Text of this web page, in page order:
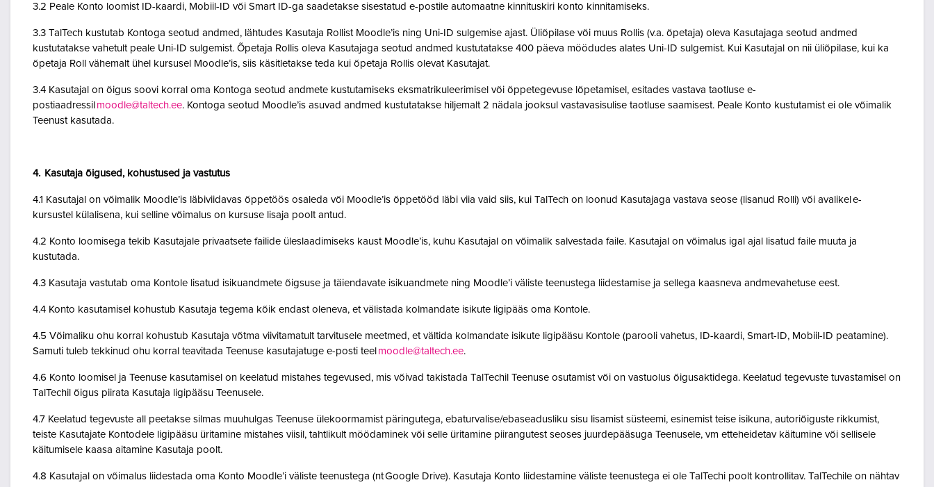
3.2 Peale Konto loomist ID-kaardi, Mobiil-ID või Smart ID-ga saadetakse sisestatud e-postile automaatne kinnituskiri konto kinnitamiseks.
3.3 TalTech kustutab Kontoga seotud andmed, lähtudes Kasutaja Rollist Moodle’is ning Uni-ID sulgemise ajast. Üliõpilase või muus Rollis (v.a. õpetaja) oleva Kasutajaga seotud andmed
kustutatakse vahetult peale Uni-ID sulgemist. Õpetaja Rollis oleva Kasutajaga seotud andmed kustutatakse 400 päeva möödudes alates Uni-ID sulgemist. Kui Kasutajal on nii üliõpilase, kui ka
õpetaja Roll vähemalt ühel kursusel Moodle’is, siis käsitletakse teda kui õpetaja Rollis olevat Kasutajat.
3.4 Kasutajal on õigus soovi korral oma Kontoga seotud andmete kustutamiseks eksmatrikuleerimisel või õppetegevuse lõpetamisel, esitades vastava taotluse e-
postiaadressil moodle@taltech.ee. Kontoga seotud Moodle’is asuvad andmed kustutatakse hiljemalt 2 nädala jooksul vastavasisulise taotluse saamisest. Peale Konto kustutamist ei ole võimalik
Teenust kasutada.
4. Kasutaja õigused, kohustused ja vastutus
4.1 Kasutajal on võimalik Moodle’is läbiviidavas õppetöös osaleda või Moodle’is õppetööd läbi viia vaid siis, kui TalTech on loonud Kasutajaga vastava seose (lisanud Rolli) või avalikel e-
kursustel külalisena, kui selline võimalus on kursuse lisaja poolt antud.
4.2 Konto loomisega tekib Kasutajale privaatsete failide üleslaadimiseks kaust Moodle’is, kuhu Kasutajal on võimalik salvestada faile. Kasutajal on võimalus igal ajal lisatud faile muuta ja
kustutada.
4.3 Kasutaja vastutab oma Kontole lisatud isikuandmete õigsuse ja täiendavate isikuandmete ning Moodle’i väliste teenustega liidestamise ja sellega kaasneva andmevahetuse eest.
4.4 Konto kasutamisel kohustub Kasutaja tegema kõik endast oleneva, et välistada kolmandate isikute ligipääs oma Kontole.
4.5 Võimaliku ohu korral kohustub Kasutaja võtma viivitamatult tarvitusele meetmed, et vältida kolmandate isikute ligipääsu Kontole (parooli vahetus, ID-kaardi, Smart-ID, Mobiil-ID peatamine).
Samuti tuleb tekkinud ohu korral teavitada Teenuse kasutajatuge e-posti teel moodle@taltech.ee.
4.6 Konto loomisel ja Teenuse kasutamisel on keelatud mistahes tegevused, mis võivad takistada TalTechil Teenuse osutamist või on vastuolus õigusaktidega. Keelatud tegevuste tuvastamisel on
TalTechil õigus piirata Kasutaja ligipääsu Teenusele.
4.7 Keelatud tegevuste all peetakse silmas muuhulgas Teenuse ülekoormamist päringutega, ebaturvalise/ebaseadusliku sisu lisamist süsteemi, esinemist teise isikuna, autoriõiguste rikkumist,
teiste Kasutajate Kontodele ligipääsu üritamine mistahes viisil, tahtlikult möödaminek või selle üritamine piirangutest seoses juurdepääsuga Teenusele, vm etteheidetav käitumine või sellisele
käitumisele kaasa aitamine Kasutaja poolt.
4.8 Kasutajal on võimalus liidestada oma Konto Moodle’i väliste teenustega (nt Google Drive). Kasutaja Konto liidestamine väliste teenustega ei ole TalTechi poolt kontrollitav. TalTechile on nähtav